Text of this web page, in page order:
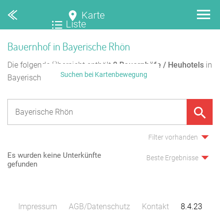
Karte
Liste
Bauernhof in Bayerische Rhön
Die folgende Übersicht enthält 0 Bauernhöfe / Heuhotels in
Bayerische Rhön.
Filter vorhanden
Es wurden keine Unterkünfte
gefunden
Beste Ergebnisse
Suchen bei Kartenbewegung
Impressum AGB/Datenschutz Kontakt 8.4.23